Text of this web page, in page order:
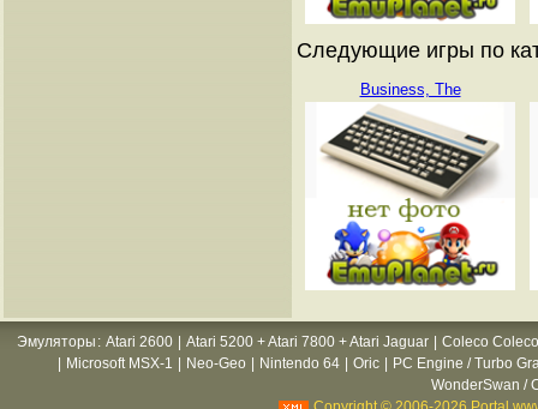
Следующие игры по
Business, The
Эмуляторы : Atari 2600 Atari 5200 + Atari 7800 + Atari Jaguar
Coleco
Microsoft MSX-1 Neo-Geo Nintendo 64 Oric
PC Engine / Turbo
WonderSwan /